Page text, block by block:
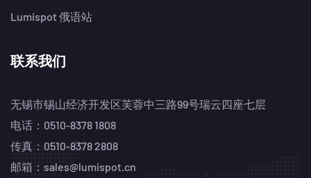
Lumispot 俄语站
联系我们
无锡市锡山经济开发区芙蓉中三路99号瑞云四座七层
电话：0510-8378 1808
传真：0510-8378 2808
邮箱：sales@lumispot.cn